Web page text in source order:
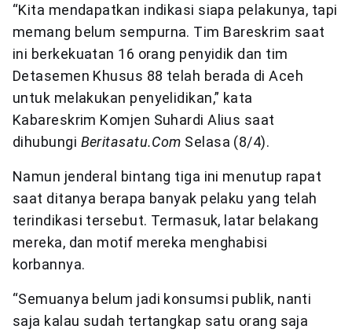
“Kita mendapatkan indikasi siapa pelakunya, tapi
memang belum sempurna. Tim Bareskrim saat
ini berkekuatan 16 orang penyidik dan tim
Detasemen Khusus 88 telah berada di Aceh
untuk melakukan penyelidikan,” kata
Kabareskrim Komjen Suhardi Alius saat
dihubungi Beritasatu.Com Selasa (8/4).
Namun jenderal bintang tiga ini menutup rapat
saat ditanya berapa banyak pelaku yang telah
terindikasi tersebut. Termasuk, latar belakang
mereka, dan motif mereka menghabisi
korbannya.
“Semuanya belum jadi konsumsi publik, nanti
saja kalau sudah tertangkap satu orang saja